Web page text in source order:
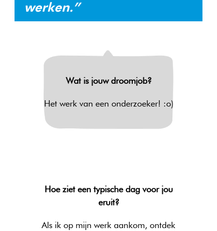
werken.”
Wat is jouw droomjob?
Het werk van een onderzoeker! :o)
Hoe ziet een typische dag voor jou
eruit?
Als ik op mijn werk aankom, ontdek